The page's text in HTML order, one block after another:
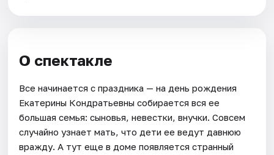
О спектакле
Все начинается с праздника — на день рождения
Екатерины Кондратьевны собирается вся ее
большая семья: сыновья, невестки, внучки. Совсем
случайно узнает мать, что дети ее ведут давнюю
вражду. А тут еще в доме появляется странный